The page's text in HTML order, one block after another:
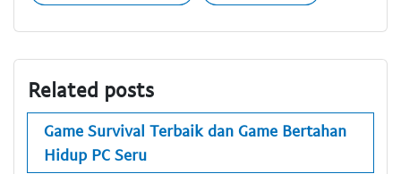
Related posts
Game Survival Terbaik dan Game Bertahan
Hidup PC Seru